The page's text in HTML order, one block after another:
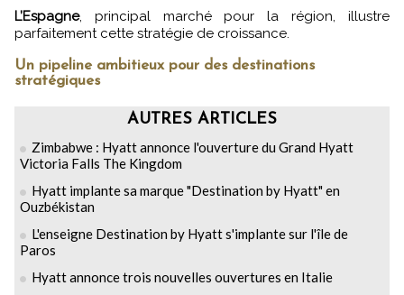
L’Espagne, principal marché pour la région, illustre
parfaitement cette stratégie de croissance.
Un pipeline ambitieux pour des destinations
stratégiques
AUTRES ARTICLES
Zimbabwe : Hyatt annonce l'ouverture du Grand Hyatt
Victoria Falls The Kingdom
Hyatt implante sa marque "Destination by Hyatt" en
Ouzbékistan
L'enseigne Destination by Hyatt s'implante sur l'île de
Paros
Hyatt annonce trois nouvelles ouvertures en Italie